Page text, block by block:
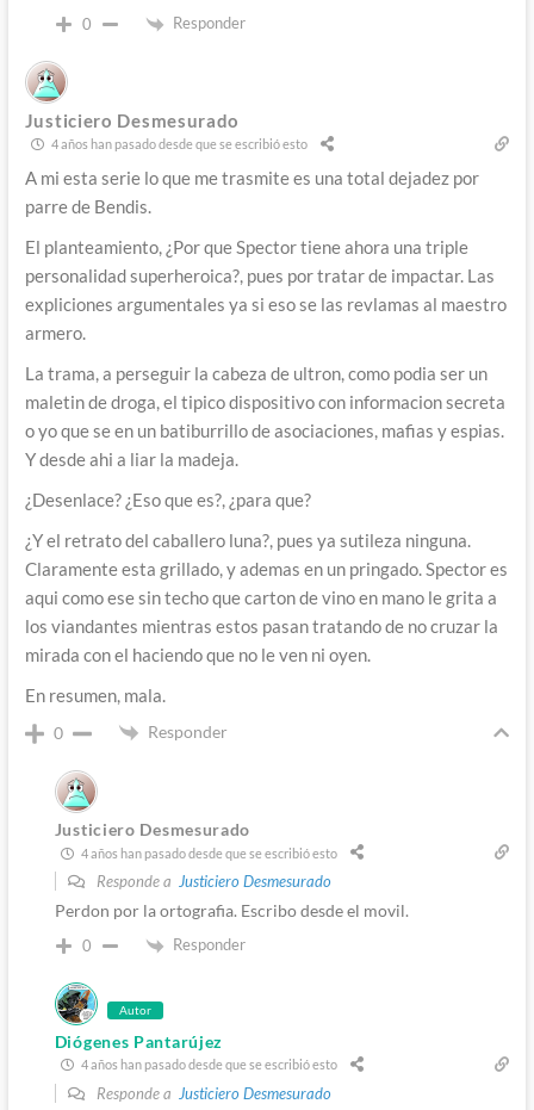
0 Responder
Justiciero Desmesurado
4 años han pasado desde que se escribió esto
A mi esta serie lo que me trasmite es una total dejadez por
parre de Bendis.
El planteamiento, ¿Por que Spector tiene ahora una triple
personalidad superheroica?, pues por tratar de impactar. Las
expliciones argumentales ya si eso se las revlamas al maestro
armero.
La trama, a perseguir la cabeza de ultron, como podia ser un
maletin de droga, el tipico dispositivo con informacion secreta
o yo que se en un batiburrillo de asociaciones, mafias y espias.
Y desde ahi a liar la madeja.
¿Desenlace? ¿Eso que es?, ¿para que?
¿Y el retrato del caballero luna?, pues ya sutileza ninguna.
Claramente esta grillado, y ademas en un pringado. Spector es
aqui como ese sin techo que carton de vino en mano le grita a
los viandantes mientras estos pasan tratando de no cruzar la
mirada con el haciendo que no le ven ni oyen.
En resumen, mala.
0 Responder
Justiciero Desmesurado
4 años han pasado desde que se escribió esto
Responde a Justiciero Desmesurado
Perdon por la ortografia. Escribo desde el movil.
0 Responder
Autor
Diógenes Pantarújez
4 años han pasado desde que se escribió esto
Responde a Justiciero Desmesurado